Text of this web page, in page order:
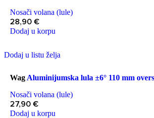
Nosači volana (lule)
28,90 €
Dodaj u korpu
Dodaj u listu želja
Wag Aluminijumska lula ±6° 110 mm
Nosači volana (lule)
27,90 €
Dodaj u korpu